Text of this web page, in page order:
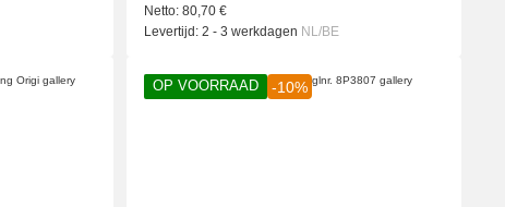
Netto: 80,70 €
Levertijd: 2 - 3 werkdagen NL/BE
OP VOORRAAD -10%